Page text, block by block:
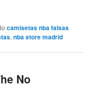
camisetas nba falsas
,nba store madrid
No